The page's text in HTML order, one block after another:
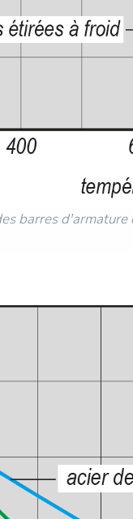
barres